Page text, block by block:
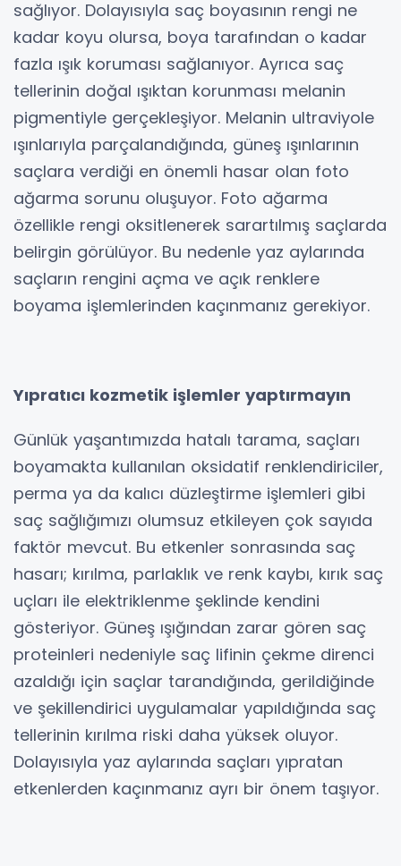
sağlıyor. Dolayısıyla saç boyasının rengi ne
kadar koyu olursa, boya tarafından o kadar
fazla ışık koruması sağlanıyor. Ayrıca saç
tellerinin doğal ışıktan korunması melanin
pigmentiyle gerçekleşiyor. Melanin ultraviyole
ışınlarıyla parçalandığında, güneş ışınlarının
saçlara verdiği en önemli hasar olan foto
ağarma sorunu oluşuyor. Foto ağarma
özellikle rengi oksitlenerek sarartılmış saçlarda
belirgin görülüyor. Bu nedenle yaz aylarında
saçların rengini açma ve açık renklere
boyama işlemlerinden kaçınmanız gerekiyor.
Yıpratıcı kozmetik işlemler yaptırmayın
Günlük yaşantımızda hatalı tarama, saçları
boyamakta kullanılan oksidatif renklendiriciler,
perma ya da kalıcı düzleştirme işlemleri gibi
saç sağlığımızı olumsuz etkileyen çok sayıda
faktör mevcut. Bu etkenler sonrasında saç
hasarı; kırılma, parlaklık ve renk kaybı, kırık saç
uçları ile elektriklenme şeklinde kendini
gösteriyor. Güneş ışığından zarar gören saç
proteinleri nedeniyle saç lifinin çekme direnci
azaldığı için saçlar tarandığında, gerildiğinde
ve şekillendirici uygulamalar yapıldığında saç
tellerinin kırılma riski daha yüksek oluyor.
Dolayısıyla yaz aylarında saçları yıpratan
etkenlerden kaçınmanız ayrı bir önem taşıyor.